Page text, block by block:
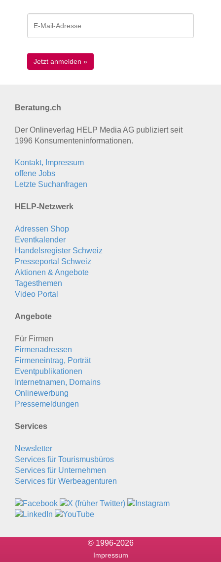
Beratung.ch
Der Onlineverlag HELP Media AG publiziert seit
1996 Konsumenten­informationen.
Kontakt, Impressum
offene Jobs
Letzte Suchanfragen
HELP-Netzwerk
Adressen Shop
Eventkalender
Handelsregister Schweiz
Presseportal Schweiz
Aktionen & Angebote
Tagesthemen
Video Portal
Angebote
Für Firmen
Firmenadressen
Firmeneintrag, Porträt
Eventpublikationen
Internetnamen, Domains
Onlinewerbung
Pressemeldungen
Services
Newsletter
Services für Tourismusbüros
Services für Unternehmen
Services für Werbeagenturen
© 1996-2026
Impressum